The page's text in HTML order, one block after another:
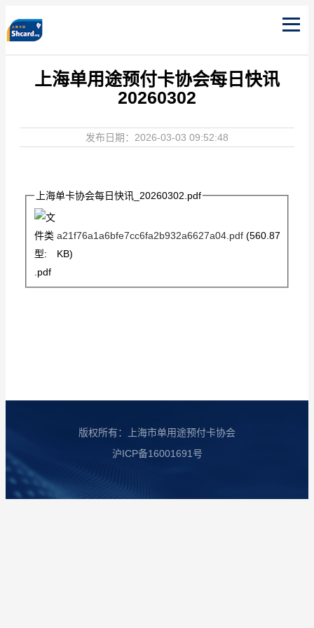
上海单用途预付卡协会每日快讯
20260302
发布日期：2026-03-03 09:52:48
上海单卡协会每日快讯_20260302.pdf
a21f76a1a6bfe7cc6fa2b932a6627a04.pdf(560.87
KB)
版权所有：上海市单用途预付卡协会
沪ICP备16001691号